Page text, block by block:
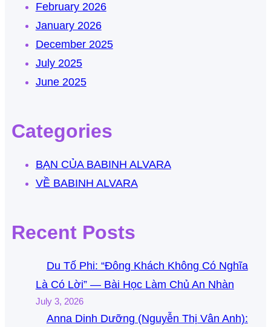
February 2026
January 2026
December 2025
July 2025
June 2025
Categories
BẠN CỦA BABINH ALVARA
VỀ BABINH ALVARA
Recent Posts
Du Tố Phi: “Đông Khách Không Có Nghĩa
Là Có Lời” — Bài Học Làm Chủ An Nhàn
July 3, 2026
Anna Dinh Dưỡng (Nguyễn Thị Vân Anh):